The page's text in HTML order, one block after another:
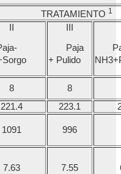
TRATAMIENTO 1
Paja
+ Pulido
8
8
221.4 223.1
1091 996
7.63 7.55